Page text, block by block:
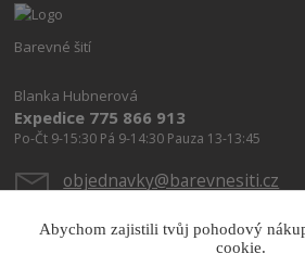
Barevné šití
Blanka Hubnerová
Expedice 775 866 913
Po-Čt 9-15:30 Pá 9-14:30 Pauza 13-13:45
objednavky@barevnesiti.cz
Abychom zajistili tvůj pohodový
cookie.